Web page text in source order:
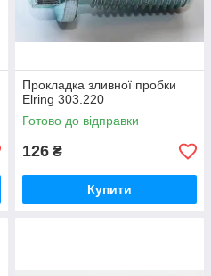
Прокладка зливної пробки
Elring 303.220
Готово до відправки
126 ₴
Купити